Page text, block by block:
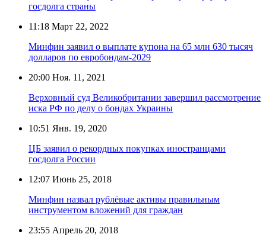
госдолга страны
11:18 Март 22, 2022
Минфин заявил о выплате купона на 65 млн 630 тысяч
долларов по евробондам-2029
20:00 Ноя. 11, 2021
Верховный суд Великобритании завершил рассмотрение
иска РФ по делу о бондах Украины
10:51 Янв. 19, 2020
ЦБ заявил о рекордных покупках иностранцами
госдолга России
12:07 Июнь 25, 2018
Минфин назвал рублёвые активы правильным
инструментом вложений для граждан
23:55 Апрель 20, 2018